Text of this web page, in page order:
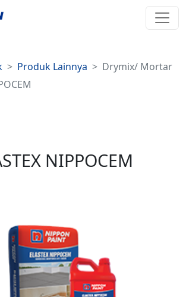
Produk Lainnya
Drymix/ Mortar
NIPPOCEM